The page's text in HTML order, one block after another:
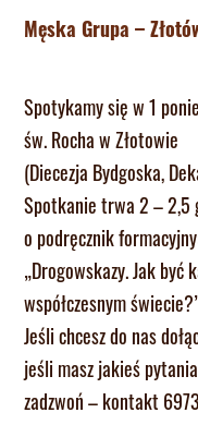
Męska Grupa –
Spotykamy się w 1
św. Rocha w Złotowie
(Diecezja Bydgoska,
Spotkanie trwa 2 – 2,5
o podręcznik
„Drogowskazy. Jak być
współczesnym
Jeśli chcesz do nas
jeśli masz jakieś
zadzwoń – kontakt